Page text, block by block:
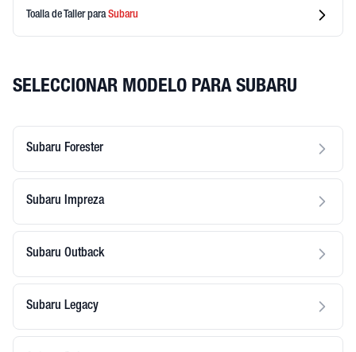
Toalla de TallerparaSubaru
SELECCIONAR MODELO PARA SUBARU
Subaru Forester
Subaru Impreza
Subaru Outback
Subaru Legacy